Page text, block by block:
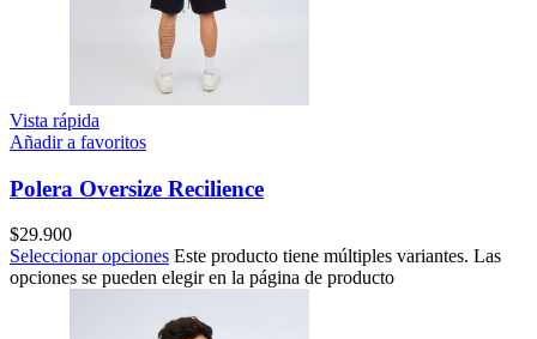
Vista rápida
Añadir a favoritos
Polera Oversize Recilience
$29.900
Seleccionar opciones Este producto tiene múltiples variantes. Las
opciones se pueden elegir en la página de producto